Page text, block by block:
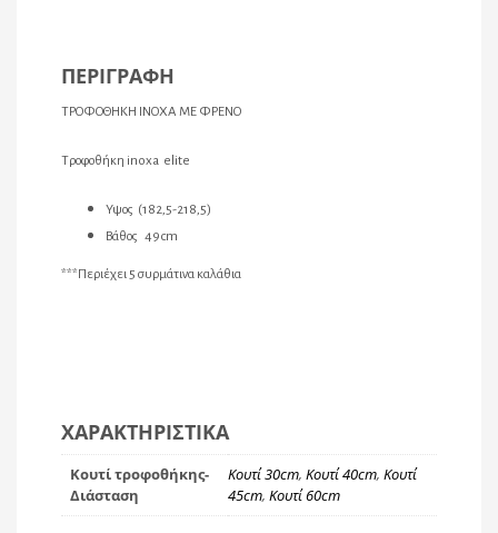
ΠΕΡΙΓΡΑΦΉ
ΤΡΟΦΟΘΗΚΗ ΙΝΟΧΑ ΜΕ ΦΡΕΝΟ
Τροφοθήκη inoxa elite
Υψος (182,5-218,5)
Βάθος 49cm
***Περιέχει 5 συρμάτινα καλάθια
ΧΑΡΑΚΤΗΡΙΣΤΙΚΆ
Κουτί τροφοθήκης-
Διάσταση
Κουτί 30cm, Κουτί 40cm, Κουτί
45cm, Κουτί 60cm